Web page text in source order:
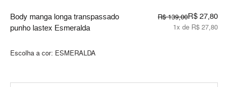
Body manga longa transpassado
punho lastex Esmeralda
R$ 139,00R$ 27,80
1x de R$ 27,80
Escolha a cor: ESMERALDA